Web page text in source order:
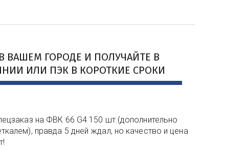
ВАШЕМ ГОРОДЕ И ПОЛУЧАЙТЕ В
ИЛИ ПЭК В КОРОТКИЕ СРОКИ
на ФВК 66 G4 150 шт.(дополнительно
правда 5 дней ждал, но качество и цена